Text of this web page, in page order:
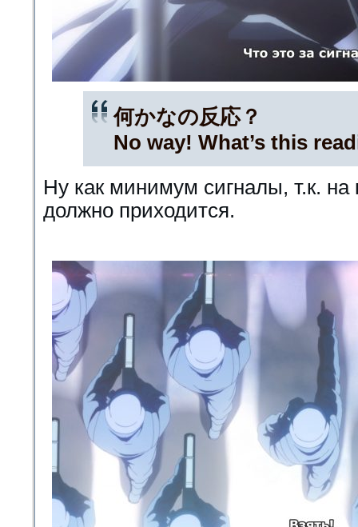
何かなの反応？
No way! What’s this
Ну как минимум сигналы, т.к. на
должно приходится.